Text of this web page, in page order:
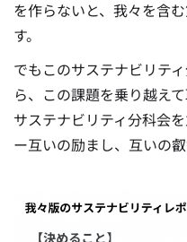
を作らないと、我々を含
す。
でもこのサステナビリテ
ら、この課題を乗り越え
サステナビリティ分科会
ー互いの励まし、互いの